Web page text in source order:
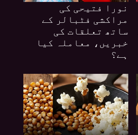
نورا فتیحی کی
مراکشی فٹبالر کے
ساتھ تعلقات کی
خبریں، معاملہ کیا
ہے؟